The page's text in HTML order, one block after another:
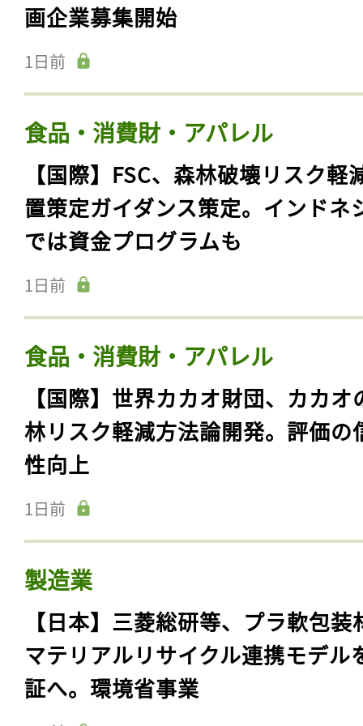
画企業募集開始
1日前
食品・消費財・アパレル
【国際】FSC、森林破壊リスク軽
置策定ガイダンス策定。インドネ
では資金プログラムも
1日前
食品・消費財・アパレル
【国際】世界カカオ財団、カカオ
林リスク軽減方法論開発。評価の
性向上
1日前
製造業
【日本】三菱総研等、プラ軟包装
マテリアルリサイクル連携モデル
証へ。環境省事業